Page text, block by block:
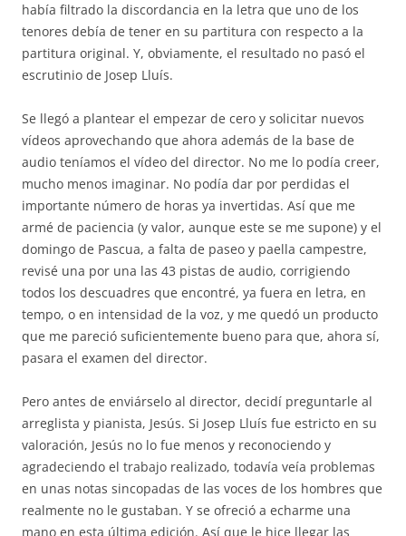
había filtrado la discordancia en la letra que uno de los
tenores debía de tener en su partitura con respecto a la
partitura original. Y, obviamente, el resultado no pasó el
escrutinio de Josep Lluís.
Se llegó a plantear el empezar de cero y solicitar nuevos
vídeos aprovechando que ahora además de la base de
audio teníamos el vídeo del director. No me lo podía creer,
mucho menos imaginar. No podía dar por perdidas el
importante número de horas ya invertidas. Así que me
armé de paciencia (y valor, aunque este se me supone) y el
domingo de Pascua, a falta de paseo y paella campestre,
revisé una por una las 43 pistas de audio, corrigiendo
todos los descuadres que encontré, ya fuera en letra, en
tempo, o en intensidad de la voz, y me quedó un producto
que me pareció suficientemente bueno para que, ahora sí,
pasara el examen del director.
Pero antes de enviárselo al director, decidí preguntarle al
arreglista y pianista, Jesús. Si Josep Lluís fue estricto en su
valoración, Jesús no lo fue menos y reconociendo y
agradeciendo el trabajo realizado, todavía veía problemas
en unas notas sincopadas de las voces de los hombres que
realmente no le gustaban. Y se ofreció a echarme una
mano en esta última edición. Así que le hice llegar las